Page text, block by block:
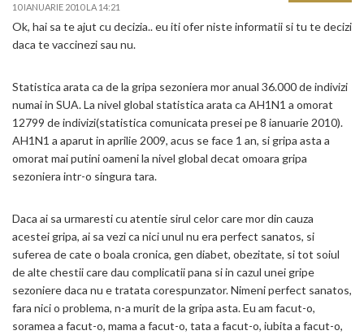
10 IANUARIE 2010 LA 14:21
Ok, hai sa te ajut cu decizia.. eu iti ofer niste informatii si tu te decizi
daca te vaccinezi sau nu.
Statistica arata ca de la gripa sezoniera mor anual 36.000 de indivizi
numai in SUA. La nivel global statistica arata ca AH1N1 a omorat
12799 de indivizi(statistica comunicata presei pe 8 ianuarie 2010).
AH1N1 a aparut in aprilie 2009, acus se face 1 an, si gripa asta a
omorat mai putini oameni la nivel global decat omoara gripa
sezoniera intr-o singura tara.
Daca ai sa urmaresti cu atentie sirul celor care mor din cauza
acestei gripa, ai sa vezi ca nici unul nu era perfect sanatos, si
suferea de cate o boala cronica, gen diabet, obezitate, si tot soiul
de alte chestii care dau complicatii pana si in cazul unei gripe
sezoniere daca nu e tratata corespunzator. Nimeni perfect sanatos,
fara nici o problema, n-a murit de la gripa asta. Eu am facut-o,
soramea a facut-o, mama a facut-o, tata a facut-o, iubita a facut-o,